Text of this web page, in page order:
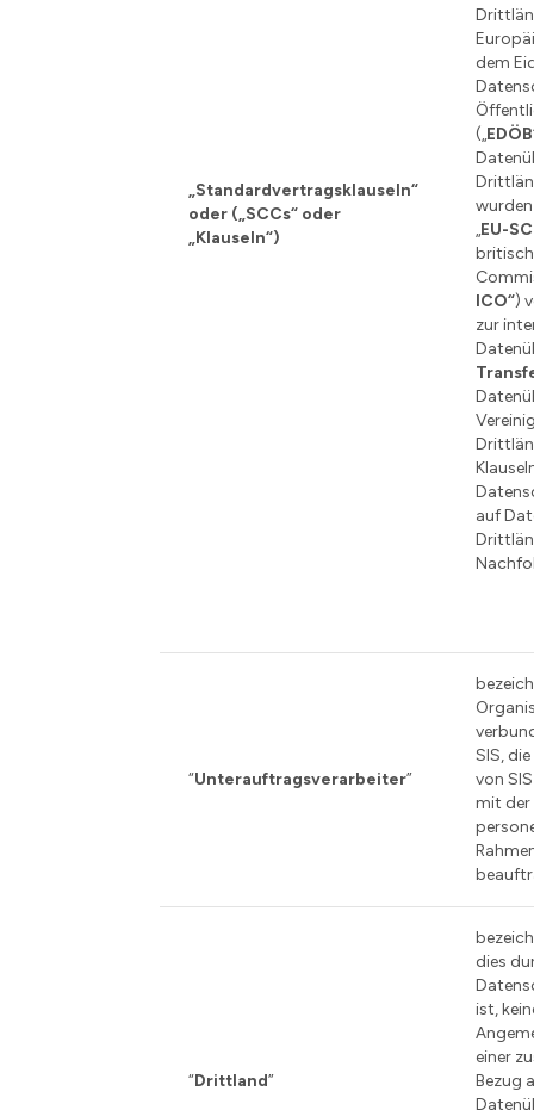
„Standardvertragsklauseln“
oder („SCCs“ oder
„Klauseln“)
dem
(„
„EU-
ICO“)
zur
auf
“Unterauftragsverarbeiter”
SIS,
von
mit der
“Drittland”
dies
ist,
einer
Bezug